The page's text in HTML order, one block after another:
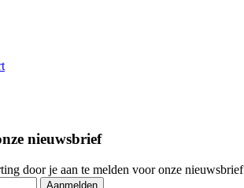
nieuwsbrief
door je aan te melden voor onze nieuwsbrief
Aanmelden